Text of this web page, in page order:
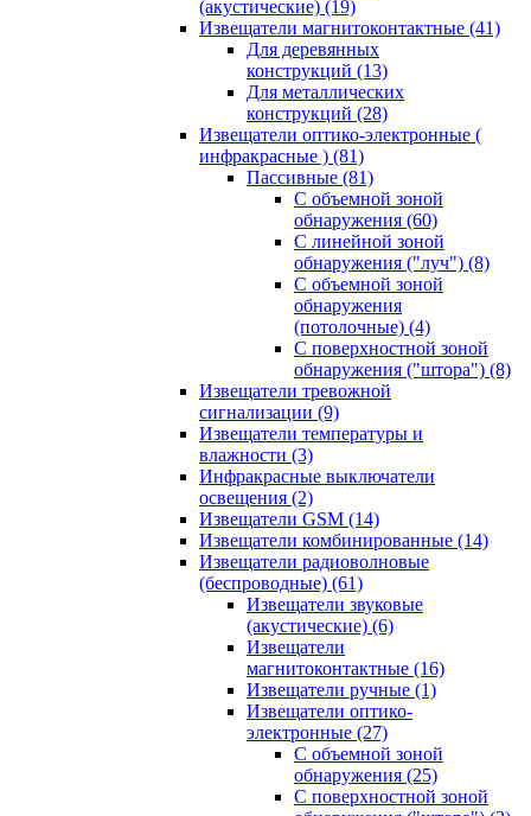
(акустические) (19)
Извещатели магнитоконтактные (41)
Для деревянных
конструкций (13)
Для металлических
конструкций (28)
Извещатели оптико-электронные (
инфракрасные ) (81)
Пассивные (81)
С объемной зоной
обнаружения (60)
С линейной зоной
обнаружения ("луч") (8)
С объемной зоной
обнаружения
(потолочные) (4)
С поверхностной зоной
обнаружения ("штора") (8)
Извещатели тревожной
сигнализации (9)
Извещатели температуры и
влажности (3)
Инфракрасные выключатели
освещения (2)
Извещатели GSM (14)
Извещатели комбинированные (14)
Извещатели радиоволновые
(беспроводные) (61)
Извещатели звуковые
(акустические) (6)
Извещатели
магнитоконтактные (16)
Извещатели ручные (1)
Извещатели оптико-
электронные (27)
С объемной зоной
обнаружения (25)
С поверхностной зоной